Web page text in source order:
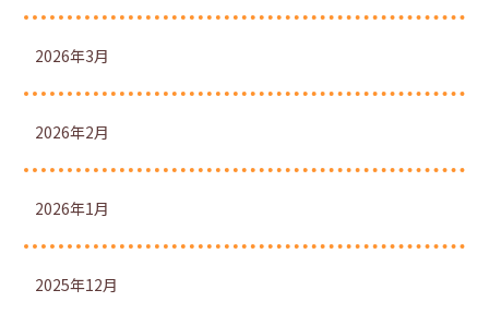
2026年3月
2026年2月
2026年1月
2025年12月